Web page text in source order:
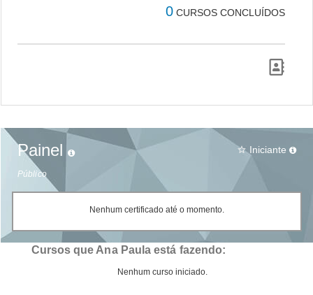
0 CURSOS CONCLUÍDOS
Painel
Público
star_border Iniciante
Nenhum certificado até o momento.
Cursos que Ana Paula está fazendo:
Nenhum curso iniciado.